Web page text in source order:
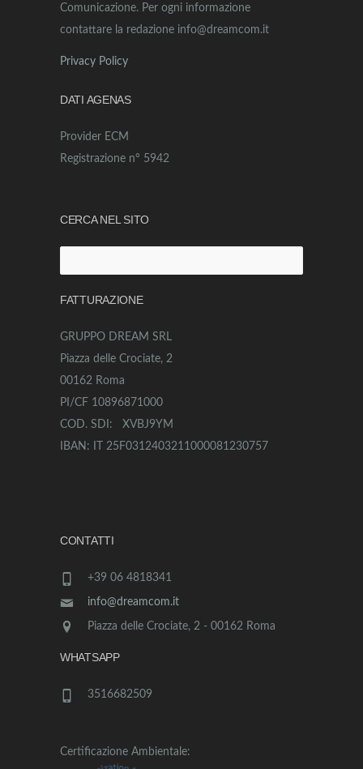
Comunicazione. Per ogni informazione
contattare la redazione info@dreamcom.it
Privacy Policy
DATI AGENAS
Provider ECM
Registrazione n° 5942
CERCA NEL SITO
per:
FATTURAZIONE
GRUPPO DREAM SRL
Piazza delle Crociate, 2
00162 Roma
PI/CF 10896871000
COD. SDI: XVBJ9YM
IBAN: IT 25F0312403211000081230757
CONTATTI
+39 06 4818341
info@dreamcom.it
Piazza delle Crociate, 2 - 00162 Roma
WHATSAPP
3516682509
Certificazione Ambientale: